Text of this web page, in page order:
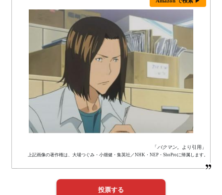
「バクマン。 より引用」
上記画像の著作権は、大場つぐみ・小畑健・集英社／NHK・NEP・ShoProに帰属します。